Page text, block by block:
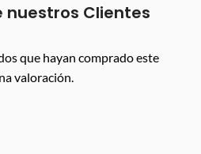
nuestros Clientes
que hayan comprado este
valoración.